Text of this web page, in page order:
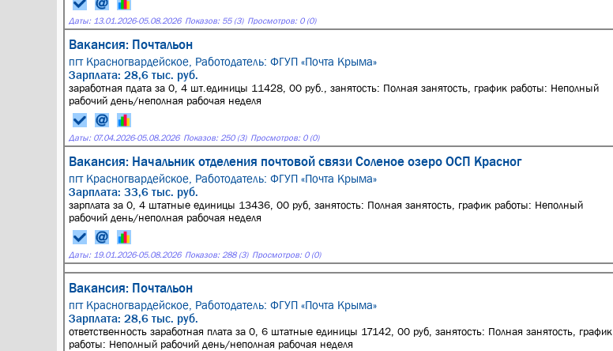
Даты: 13.01.2026-05.08.2026 Показов: 55 (3) Просмотров: 0 (0)
Вакансия: Почтальон
пгт Красногвардейское, Работодатель: ФГУП «Почта Крыма»
Зарплата: 28,6 тыс. руб.
заработная пдата за 0, 4 шт.единицы 11428, 00 руб., занятость: Полная занятость, график работы: Неполный
рабочий день/неполная рабочая неделя
Даты: 07.04.2026-05.08.2026 Показов: 250 (3) Просмотров: 0 (0)
Вакансия: Начальник отделения почтовой связи Соленое озеро ОСП Красног
пгт Красногвардейское, Работодатель: ФГУП «Почта Крыма»
Зарплата: 33,6 тыс. руб.
зарплата за 0, 4 штатные единицы 13436, 00 руб, занятость: Полная занятость, график работы: Неполный
рабочий день/неполная рабочая неделя
Даты: 19.01.2026-05.08.2026 Показов: 288 (3) Просмотров: 0 (0)
Вакансия: Почтальон
пгт Красногвардейское, Работодатель: ФГУП «Почта Крыма»
Зарплата: 28,6 тыс. руб.
ответственность заработная плата за 0, 6 штатные единицы 17142, 00 руб, занятость: Полная занятость, график
работы: Неполный рабочий день/неполная рабочая неделя